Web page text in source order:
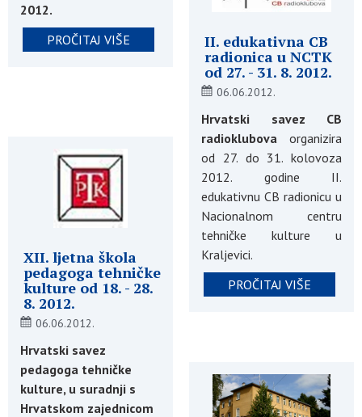
2012.
PROČITAJ VIŠE
XII. ljetna škola
pedagoga tehničke
kulture od 18. - 28.
8. 2012.
06.06.2012.
Hrvatski savez
pedagoga tehničke
kulture, u suradnji s
Hrvatskom zajednicom
II. edukativna CB
radionica u NCTK
od 27. - 31. 8. 2012.
06.06.2012.
Hrvatski savez CB
radioklubova organizira
od 27. do 31. kolovoza
2012. godine II.
edukativnu CB radionicu u
Nacionalnom centru
tehničke kulture u
Kraljevici.
PROČITAJ VIŠE